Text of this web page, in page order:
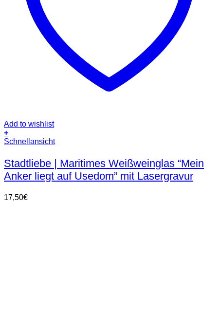
Add to wishlist
+
Schnellansicht
Stadtliebe | Maritimes Weißweinglas “Mein
Anker liegt auf Usedom” mit Lasergravur
17,50€